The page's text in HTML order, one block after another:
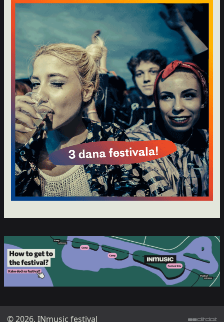
© 2026. INmusic festival